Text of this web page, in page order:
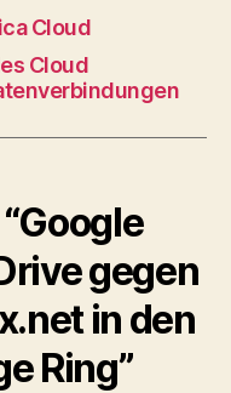
Cloud
Cloud
gegen
in den
Ring”